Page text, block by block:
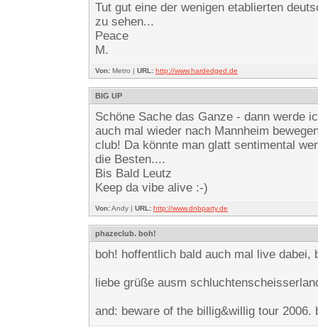
Tut gut eine der wenigen etablierten
zu sehen...
Peace
M.
Von: Metro | URL: http://www.hardedged.de
BIG UP
Schöne Sache das Ganze - dann werde
auch mal wieder nach Mannheim
club! Da könnte man glatt sentimental
die Besten....
Bis Bald Leutz
Keep da vibe alive :-)
Von:Andy | URL: http://www.dnbparty.de
phazeclub. boh!
boh! hoffentlich bald auch mal live dabei,
liebe grüße ausm
and: beware of the billig&willig tour 2006.